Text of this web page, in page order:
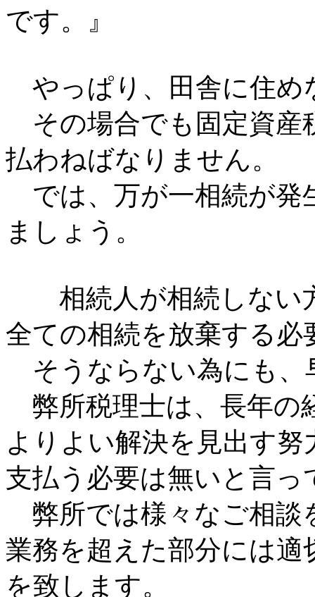
です。』
やっぱり、田舎に住め
その場合でも固定資産
払わねばなりません。
では、万が一相続が発
ましょう。
相続人が相続しない
全ての相続を放棄する必
そうならない為にも、
弊所税理士は、長年の
よりよい解決を見出す
支払う必要は無いと言っ
弊所では様々なご相談
業務を超えた部分には
を致します。